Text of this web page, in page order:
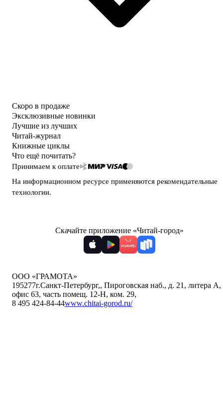
Скоро в продаже
Эксклюзивные новинки
Лучшие из лучших
Читай-журнал
Книжные циклы
Что ещё почитать?
Принимаем к оплате
На информационном ресурсе применяются рекомендательные
технологии.
Скачайте приложение «Читай-город»
ООО «ГРАМОТА»
195277г.Санкт-Петербург,, Пироговская наб., д. 21, литера А,
офис 63, часть помещ. 12-Н, ком. 29,
8 495 424-84-44www.chitai-gorod.ru/